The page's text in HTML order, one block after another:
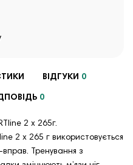
ВІДГУКИ 0
0
2 x 265г.
2 x 265 г використовується
Тренування з